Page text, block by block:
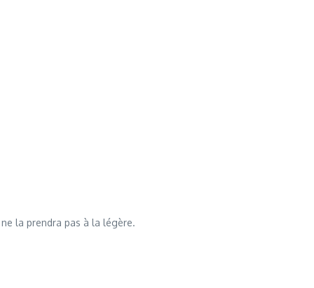
la prendra pas à la légère.